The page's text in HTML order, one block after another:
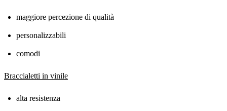
maggiore percezione di qualità
personalizzabili
comodi
Braccialetti in vinile
alta resistenza